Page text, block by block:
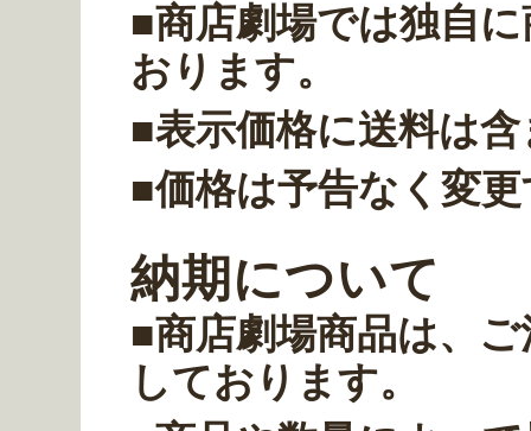
■商店劇場では独自
おります。
■表示価格に送料は
■価格は予告なく変
納期について
■商店劇場商品は、
しております。